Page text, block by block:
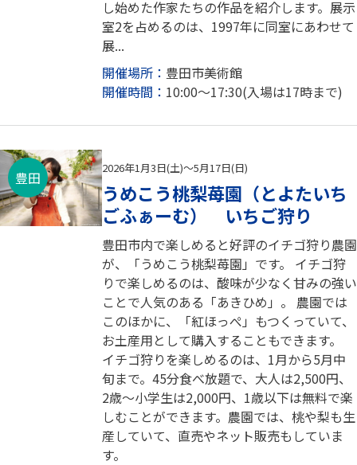
し始めた作家たちの作品を紹介します。展示
室2を占めるのは、1997年に同室にあわせて
展...
開催場所： 豊田市美術館
開催時間： 10:00～17:30(入場は17時まで)
豊田
2026年1月3日(土)～5月17日(日)
うめこう桃梨苺園（とよたいち
ごふぁーむ） いちご狩り
豊田市内で楽しめると好評のイチゴ狩り農園
が、「うめこう桃梨苺園」です。 イチゴ狩
りで楽しめるのは、酸味が少なく甘みの強い
ことで人気のある「あきひめ」。 農園では
このほかに、「紅ほっぺ」もつくっていて、
お土産用として購入することもできます。
イチゴ狩りを楽しめるのは、1月から5月中
旬まで。45分食べ放題で、大人は2,500円、
2歳～小学生は2,000円、1歳以下は無料で楽
しむことができます。農園では、桃や梨も生
産していて、直売やネット販売もしていま
す。